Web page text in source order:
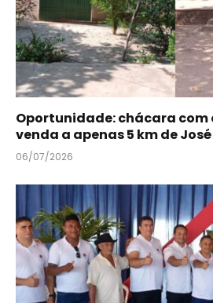
Oportunidade: chácara com
venda a apenas 5 km de
06/07/2026